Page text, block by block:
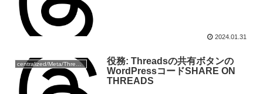
2024.01.31
centralized/Meta/Threads
役務: Threadsの共有ボタンの
WordPressコードSHARE ON
THREADS